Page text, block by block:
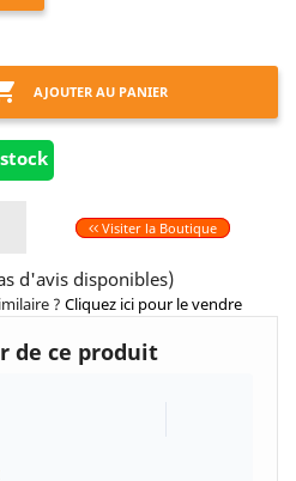
AJOUTER AU PANIER
Visiter la Boutique
d'avis disponibles)
? Cliquez ici pour le vendre
de ce produit